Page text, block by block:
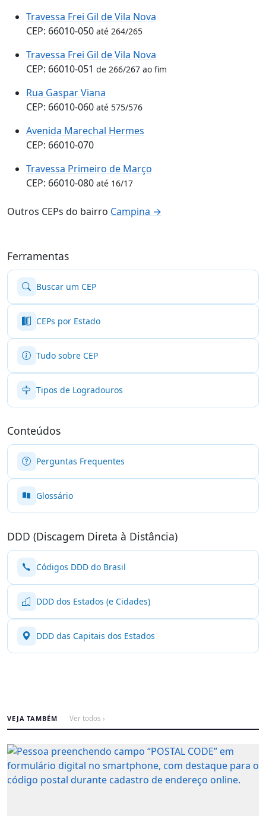
Travessa Frei Gil de Vila Nova
CEP: 66010-050 até 264/265
Travessa Frei Gil de Vila Nova
CEP: 66010-051 de 266/267 ao fim
Rua Gaspar Viana
CEP: 66010-060 até 575/576
Avenida Marechal Hermes
CEP: 66010-070
Travessa Primeiro de Março
CEP: 66010-080 até 16/17
Outros CEPs do bairro Campina →
Ferramentas
Buscar um CEP
CEPs por Estado
Tudo sobre CEP
Tipos de Logradouros
Conteúdos
Perguntas Frequentes
Glossário
DDD (Discagem Direta à Distância)
Códigos DDD do Brasil
DDD dos Estados (e Cidades)
DDD das Capitais dos Estados
VEJA TAMBÉM Ver todos ›